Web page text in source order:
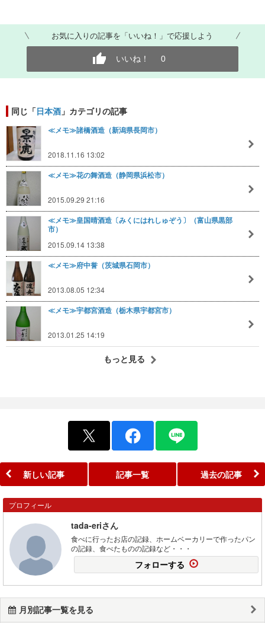
お気に入りの記事を「いいね！」で応援しよう
いいね！ 0
同じ「日本酒 」カテゴリの記事
≪メモ≫諸橋酒造（新潟県長岡市）
2018.11.16 13:02
≪メモ≫花の舞酒造（静岡県浜松市）
2015.09.29 21:16
≪メモ≫皇国晴酒造〔みくにはれしゅぞう〕（富山県黒部
市）
2015.09.14 13:38
≪メモ≫府中誉（茨城県石岡市）
2013.08.05 12:34
≪メモ≫宇都宮酒造（栃木県宇都宮市）
2013.01.25 14:19
もっと見る
新しい記事 記事一覧 過去の記事
プロフィール
tada-eriさん
食べに行ったお店の記録、ホームベーカリーで作ったパン
の記録、食べたものの記録など・・・
フォローする
月別記事一覧を見る